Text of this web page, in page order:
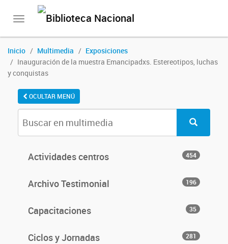
Toggle
Inicio Multimedia
Exposiciones
Inauguración de la muestra Emancipadxs. Estereotipos, luchas
y conquistas
OCULTAR MENÚ
Actividades centros 454
Archivo Testimonial 196
Capacitaciones 35
Ciclos y Jornadas 281